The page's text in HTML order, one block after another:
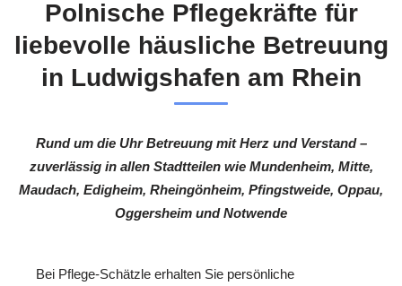
Polnische Pflegekräfte für
liebevolle häusliche Betreuung
in Ludwigshafen am Rhein
Rund um die Uhr Betreuung mit Herz und Verstand –
zuverlässig in allen Stadtteilen wie Mundenheim, Mitte,
Maudach, Edigheim, Rheingönheim, Pfingstweide, Oppau,
Oggersheim und Notwende
Bei Pflege-Schätzle erhalten Sie persönliche